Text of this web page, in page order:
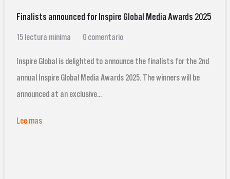
Finalists announced for Inspire Global Media Awards 2025
15 lectura mínima 0 comentario
Inspire Global is delighted to announce the finalists for the 2nd
annual Inspire Global Media Awards 2025. The winners will be
announced at an exclusive...
Lee mas